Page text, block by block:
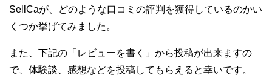
SellCaが、どのような口コミの評判を獲得しているのかい
くつか挙げてみました。
また、下記の「レビューを書く」から投稿が出来ますの
で、体験談、感想などを投稿してもらえると幸いです。